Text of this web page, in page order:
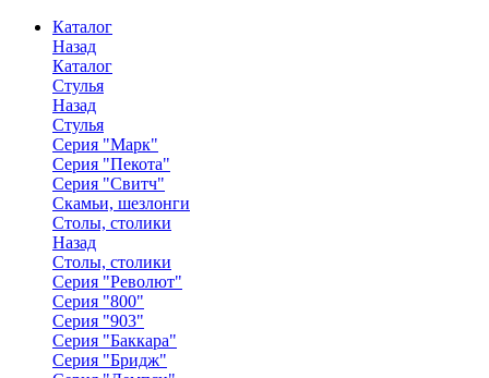
Каталог
Назад
Каталог
Стулья
Назад
Стулья
Серия "Марк"
Серия "Пекота"
Серия "Свитч"
Скамьи, шезлонги
Столы, столики
Назад
Столы, столики
Серия "Револют"
Серия "800"
Серия "903"
Серия "Баккара"
Серия "Бридж"